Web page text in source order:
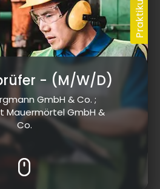
- (M/W/D)
GmbH & Co. ;
Mauermörtel GmbH &
Co.